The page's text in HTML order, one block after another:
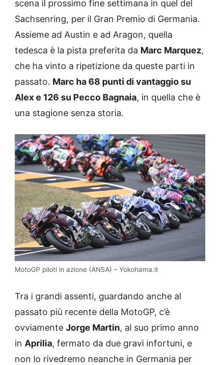
scena il prossimo fine settimana in quel del
Sachsenring, per il Gran Premio di Germania.
Assieme ad Austin e ad Aragon, quella
tedesca è la pista preferita da Marc Marquez,
che ha vinto a ripetizione da queste parti in
passato. Marc ha 68 punti di vantaggio su
Alex e 126 su Pecco Bagnaia, in quella che è
una stagione senza storia.
MotoGP piloti in azione (ANSA) – Yokohama.it
Tra i grandi assenti, guardando anche al
passato più recente della MotoGP, c’è
ovviamente Jorge Martin, al suo primo anno
in Aprilia, fermato da due gravi infortuni, e
non lo rivedremo neanche in Germania per